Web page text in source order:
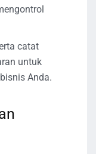
catat
untuk
Anda.